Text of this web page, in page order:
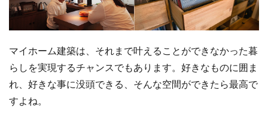
マイホーム建築は、それまで叶えることができなかった暮
らしを実現するチャンスでもあります。好きなものに囲ま
れ、好きな事に没頭できる、そんな空間ができたら最高で
すよね。